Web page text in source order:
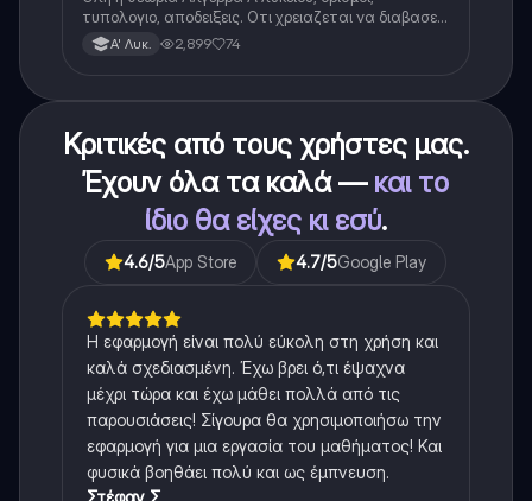
τυπολογιο, αποδειξεις. Οτι χρειαζεται να διαβασεις
για το θεωρητικο κομματι της αλγεβρας.
Α' Λυκ. 2,899 74
Κριτικές από τους χρήστες μας.
Έχουν όλα τα καλά — και το
ίδιο θα είχες κι εσύ.
4.6/5App Store 4.7/5Google Play
Η εφαρμογή είναι πολύ εύκολη στη χρήση και
καλά σχεδιασμένη. Έχω βρει ό,τι έψαχνα
μέχρι τώρα και έχω μάθει πολλά από τις
παρουσιάσεις! Σίγουρα θα χρησιμοποιήσω την
εφαρμογή για μια εργασία του μαθήματος! Και
φυσικά βοηθάει πολύ και ως έμπνευση.